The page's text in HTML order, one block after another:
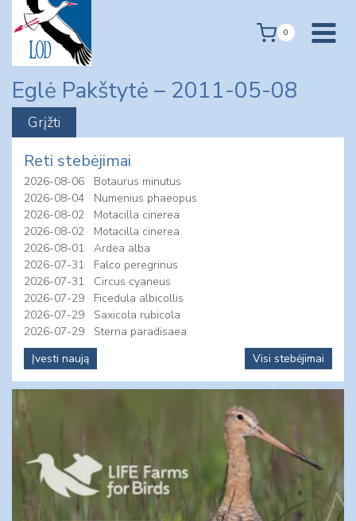
content
0
Eglė Pakštytė – 2011-05-08
Reti stebėjimai
2026-08-06
Botaurus minutus
2026-08-04
Numenius phaeopus
2026-08-02
Motacilla cinerea
2026-08-02
Motacilla cinerea
2026-08-01
Ardea alba
2026-07-31
Falco peregrinus
2026-07-31
Circus cyaneus
2026-07-29
Ficedula albicollis
2026-07-29
Saxicola rubicola
2026-07-29
Sterna paradisaea
Įvesti naują
Visi stebėjimai